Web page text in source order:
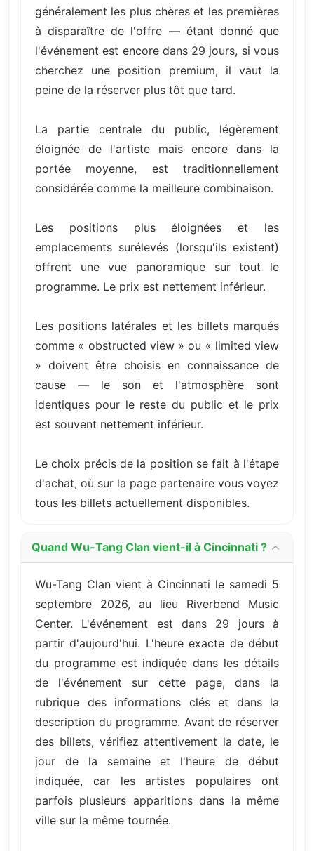
généralement les plus chères et les premières
à disparaître de l'offre — étant donné que
l'événement est encore dans 29 jours, si vous
cherchez une position premium, il vaut la
peine de la réserver plus tôt que tard.
La partie centrale du public, légèrement
éloignée de l'artiste mais encore dans la
portée moyenne, est traditionnellement
considérée comme la meilleure combinaison.
Les positions plus éloignées et les
emplacements surélevés (lorsqu'ils existent)
offrent une vue panoramique sur tout le
programme. Le prix est nettement inférieur.
Les positions latérales et les billets marqués
comme « obstructed view » ou « limited view
» doivent être choisis en connaissance de
cause — le son et l'atmosphère sont
identiques pour le reste du public et le prix
est souvent nettement inférieur.
Le choix précis de la position se fait à l'étape
d'achat, où sur la page partenaire vous voyez
tous les billets actuellement disponibles.
Quand Wu-Tang Clan vient-il à Cincinnati ?
Wu-Tang Clan vient à Cincinnati le samedi 5
septembre 2026, au lieu Riverbend Music
Center. L'événement est dans 29 jours à
partir d'aujourd'hui. L'heure exacte de début
du programme est indiquée dans les détails
de l'événement sur cette page, dans la
rubrique des informations clés et dans la
description du programme. Avant de réserver
des billets, vérifiez attentivement la date, le
jour de la semaine et l'heure de début
indiquée, car les artistes populaires ont
parfois plusieurs apparitions dans la même
ville sur la même tournée.